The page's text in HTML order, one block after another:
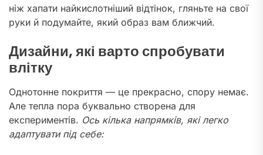
ніж хапати найкислотніший відтінок, гляньте на свої
руки й подумайте, який образ вам ближчий.
Дизайни, які варто спробувати
влітку
Однотонне покриття — це прекрасно, спору немає.
Але тепла пора буквально створена для
експериментів. Ось кілька напрямків, які легко
адаптувати під себе: